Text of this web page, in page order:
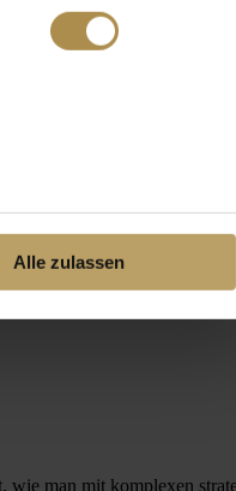
Alle zulassen
man mit komplexen